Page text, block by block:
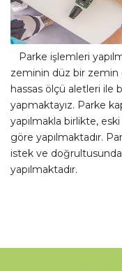
Parke
Parke işlemleri
zeminin düz bir zemin
hassas ölçü aletleri ile
yapmaktayız. Parke
yapılmakla birlikte,
göre yapılmaktadır.
istek ve doğrultusunda
yapılmaktadır.